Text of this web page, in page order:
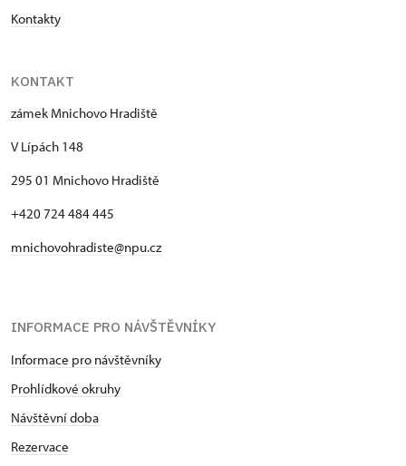
Kontakty
KONTAKT
zámek Mnichovo Hradiště
V Lípách 148
295 01 Mnichovo Hradiště
+420 724 484 445
mnichovohradiste@npu.cz
INFORMACE PRO NÁVŠTĚVNÍKY
Informace pro návštěvníky
Prohlídkové okruhy
Návštěvní doba
Rezervace